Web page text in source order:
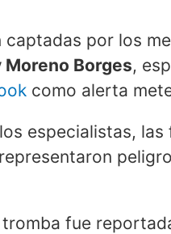
captadas por los
Moreno Borges,
como alerta
especialistas,
tromba fue